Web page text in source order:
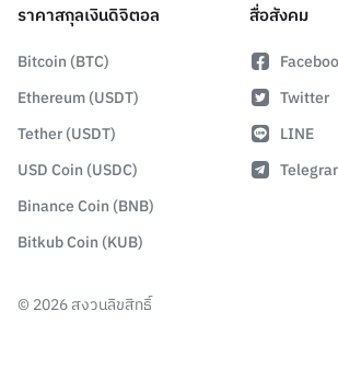
ราคาสกุลเงินดิจิตอล
Bitcoin (BTC)
Ethereum (USDT)
Tether (USDT)
USD Coin (USDC)
Binance Coin (BNB)
Bitkub Coin (KUB)
สื่อสังคม
Twitter
LINE
© 2026สงวนลิขสิทธิ์